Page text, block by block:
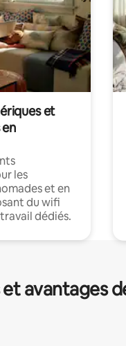
et
les
et en
du wifi
dédiés.
avantages